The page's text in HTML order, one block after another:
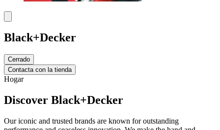
Black+Decker
Cerrado
Contacta con la tienda
Hogar
Discover Black+Decker
Our iconic and trusted brands are known for outstanding